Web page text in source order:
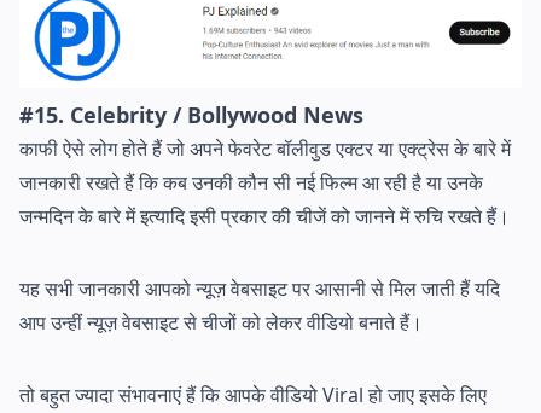
#15. Celebrity / Bollywood News
काफी ऐसे लोग होते हैं जो अपने फेवरेट बॉलीवुड एक्टर या एक्ट्रेस के बारे में
जानकारी रखते हैं कि कब उनकी कौन सी नई फिल्म आ रही है या उनके
जन्मदिन के बारे में इत्यादि इसी प्रकार की चीजें को जानने में रुचि रखते हैं।
यह सभी जानकारी आपको न्यूज़ वेबसाइट पर आसानी से मिल जाती हैं यदि
आप उन्हीं न्यूज़ वेबसाइट से चीजों को लेकर वीडियो बनाते हैं।
तो बहुत ज्यादा संभावनाएं हैं कि आपके वीडियो Viral हो जाए इसके लिए